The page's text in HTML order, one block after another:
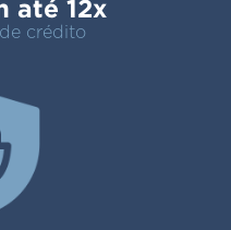
até 12x
crédito